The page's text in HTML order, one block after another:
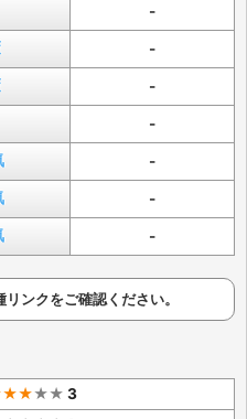
-
-
-
-
-
-
-
ンクをご確認ください。
★★ 3